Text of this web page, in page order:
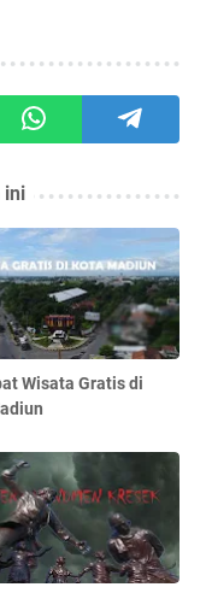
ini
Wisata Gratis di